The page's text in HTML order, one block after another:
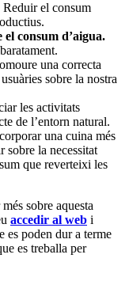
Reduir el consum
consum d’aigua.
una correcta
sobre la nostra
les activitats
de l’entorn natural.
una cuina més
sobre la necessitat
que reverteixi les
sobre aquesta
accedir al web i
es poden dur a terme
es treballa per